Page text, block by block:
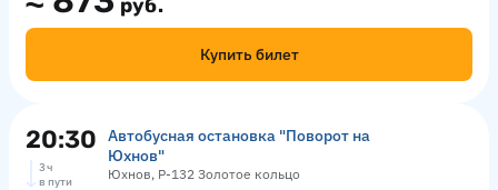
руб.
Купить билет
20:30
Автобусная остановка "Поворот на
Юхнов"
Юхнов, Р-132 Золотое кольцо
3 ч
в пути